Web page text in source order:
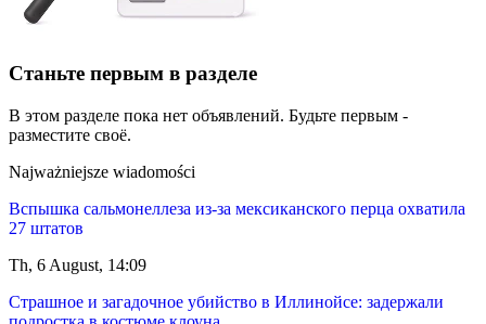
Станьте первым в разделе
В этом разделе пока нет объявлений. Будьте первым -
разместите своё.
Najważniejsze wiadomości
Вспышка сальмонеллеза из-за мексиканского перца охватила
27 штатов
Th, 6 August, 14:09
Страшное и загадочное убийство в Иллинойсе: задержали